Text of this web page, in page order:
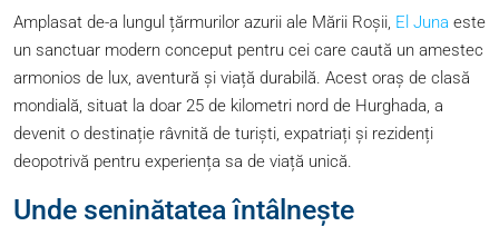
Amplasat de-a lungul țărmurilor azurii ale Mării Roșii, El Juna este
un sanctuar modern conceput pentru cei care caută un amestec
armonios de lux, aventură și viață durabilă. Acest oraș de clasă
mondială, situat la doar 25 de kilometri nord de Hurghada, a
devenit o destinație râvnită de turiști, expatriați și rezidenți
deopotrivă pentru experiența sa de viață unică.
Unde seninătatea întâlnește